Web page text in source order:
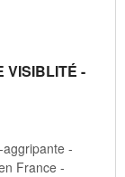
VISIBLITÉ -
-
France -